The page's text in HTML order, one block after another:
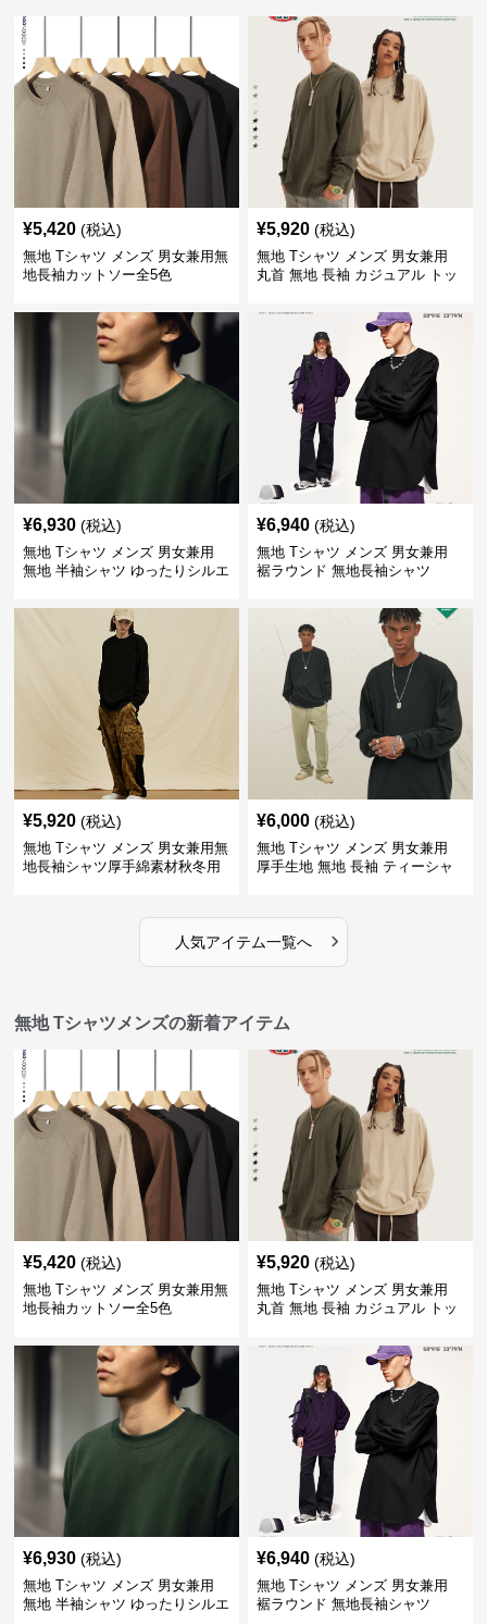
¥5,420 (税込)
無地 Tシャツ メンズ 男女兼用無
地長袖カットソー全5色
¥5,920 (税込)
無地 Tシャツ メンズ 男女兼用
丸首 無地 長袖 カジュアル トッ
¥6,930 (税込)
無地 Tシャツ メンズ 男女兼用
無地 半袖シャツ ゆったりシルエ
¥6,940 (税込)
無地 Tシャツ メンズ 男女兼用
裾ラウンド 無地長袖シャツ
¥5,920 (税込)
無地 Tシャツ メンズ 男女兼用無
地長袖シャツ厚手綿素材秋冬用
¥6,000 (税込)
無地 Tシャツ メンズ 男女兼用
厚手生地 無地 長袖 ティーシャ
人気アイテム一覧へ ›
無地 Tシャツメンズの新着アイテム
¥5,420 (税込)
無地 Tシャツ メンズ 男女兼用無
地長袖カットソー全5色
¥5,920 (税込)
無地 Tシャツ メンズ 男女兼用
丸首 無地 長袖 カジュアル トッ
¥6,930 (税込)
無地 Tシャツ メンズ 男女兼用
無地 半袖シャツ ゆったりシルエ
¥6,940 (税込)
無地 Tシャツ メンズ 男女兼用
裾ラウンド 無地長袖シャツ